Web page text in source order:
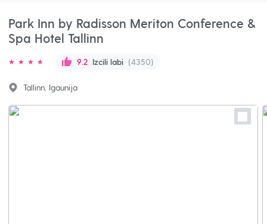
Park Inn by Radisson Meriton Conference &
Spa Hotel Tallinn
9.2 Izcili labi (4350)
Tallinn, Igaunija